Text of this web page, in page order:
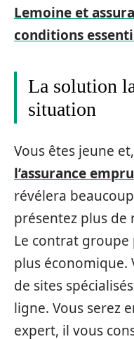
Lemoine et
conditions
La solution
situation
Vous êtes jeune
l’assurance
révélera
présentez plus de
Le contrat groupe
plus économique.
de sites
ligne. Vous serez
expert, il vous